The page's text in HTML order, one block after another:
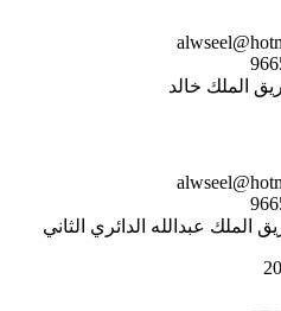
الملك خالد
عبدالله الدائري الثاني